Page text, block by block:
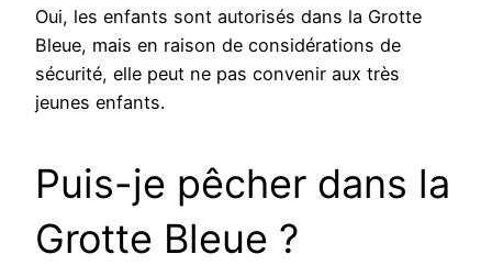
Oui, les enfants sont autorisés dans la Grotte
Bleue, mais en raison de considérations de
sécurité, elle peut ne pas convenir aux très
jeunes enfants.
Puis-je pêcher dans la
Grotte Bleue ?